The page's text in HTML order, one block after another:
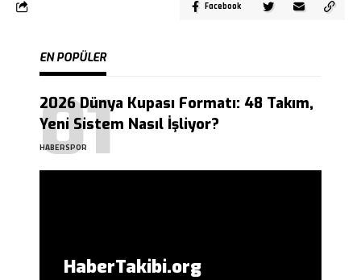
Facebook
EN POPÜLER
2026 Dünya Kupası Formatı: 48 Takım,
Yeni Sistem Nasıl İşliyor?
HABERSPOR
HaberTakibi.org